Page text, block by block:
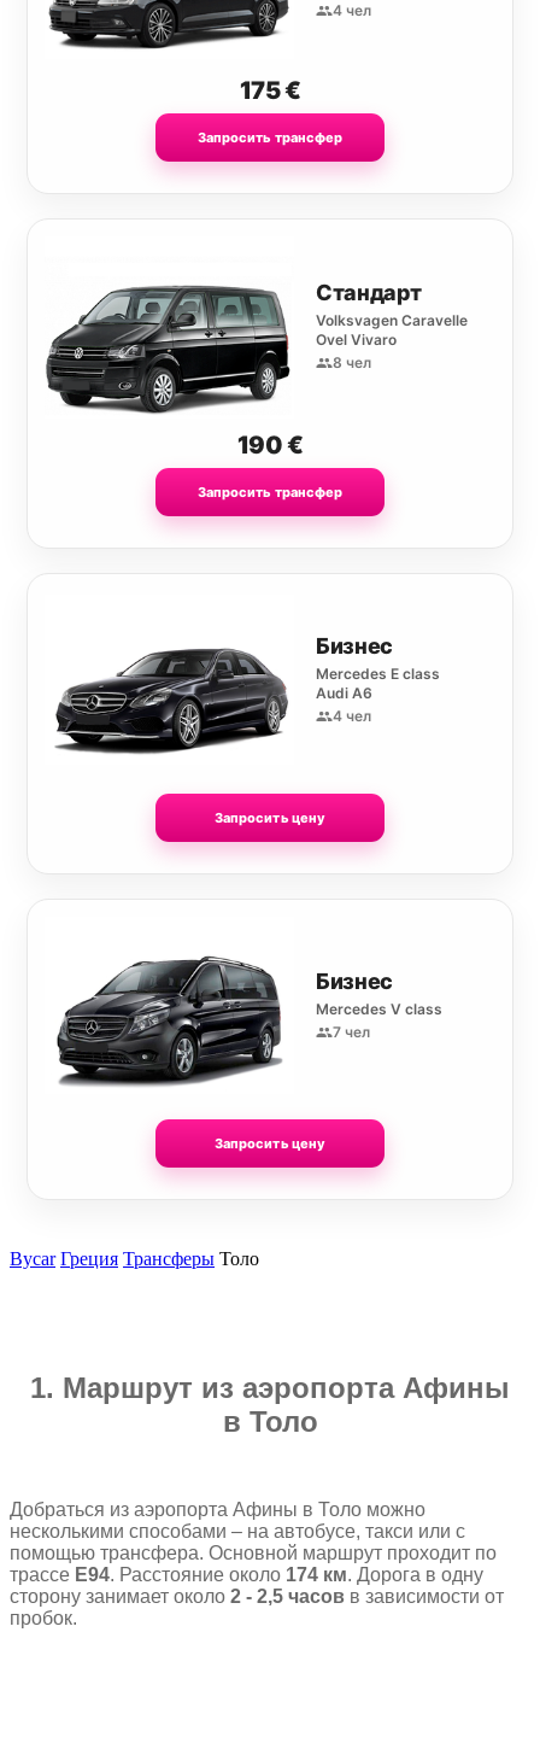
4 чел
175€
Запросить трансфер
Стандарт
Volksvagen Caravelle
Ovel Vivaro
8 чел
190€
Запросить трансфер
Бизнес
Mercedes E class
Audi A6
4 чел
Запросить цену
Бизнес
Mercedes V class
7 чел
Запросить цену
Bycar Греция Трансферы Толо
1. Маршрут из аэропорта Афины
в Толо
Добраться из аэропорта Афины в Толо можно
несколькими способами – на автобусе, такси или с
помощью трансфера. Основной маршрут проходит по
трассе E94. Расстояние около 174 км. Дорога в одну
сторону занимает около 2 - 2,5 часов в зависимости от
пробок.